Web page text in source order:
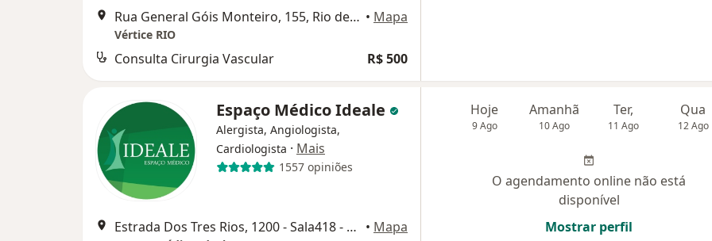
Rua General Góis Monteiro, 155, Rio de Janeiro • Mapa
Vértice RIO
Consulta Cirurgia Vascular R$ 500
Espaço Médico Ideale
Alergista, Angiologista,
Cardiologista · Mais
1557 opiniões
Estrada Dos Tres Rios, 1200 - Sala418 - Freguesia, Rio de Janeiro • Mapa
Hoje
9 Ago
Amanhã
10 Ago
Ter,
11 Ago
Qua
12 Ago
O agendamento online não está
disponível
Mostrar perfil